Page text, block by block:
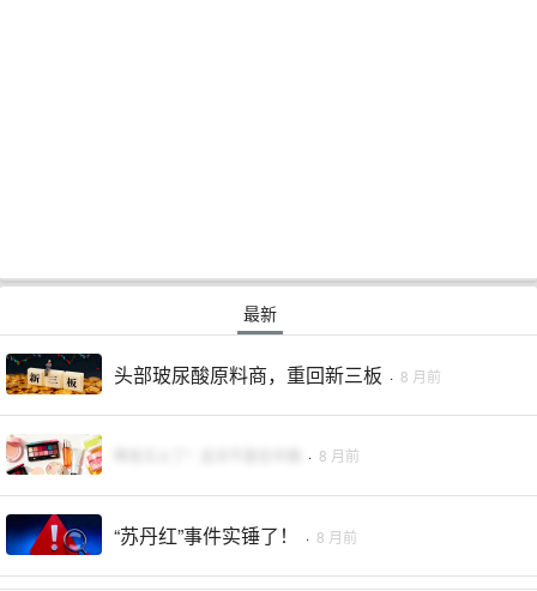
最新
头部玻尿酸原料商，重回新三板 · 8 月前
· 8 月前
“苏丹红”事件实锤了！ · 8 月前